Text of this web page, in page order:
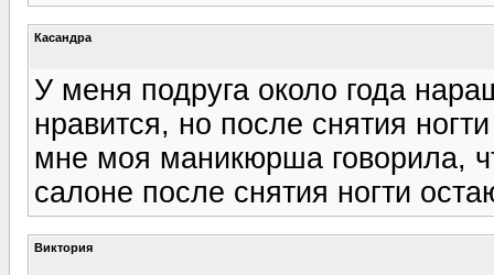
Касандра
У меня подруга около года
нравится, но после снятия
мне моя маникюрша говорила,
салоне после снятия ногти
Виктория